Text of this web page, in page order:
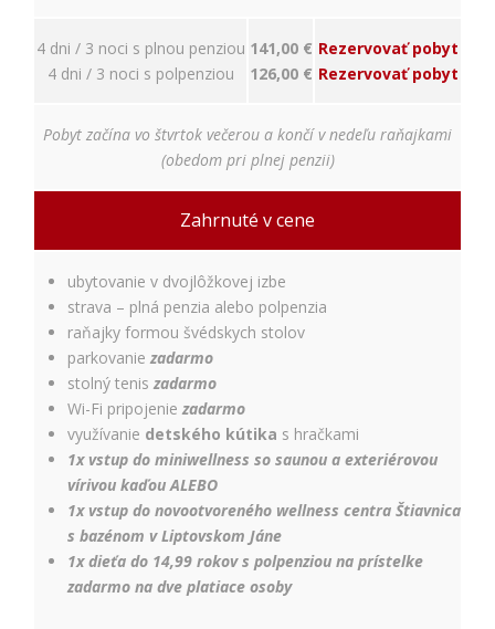
4 dni / 3 noci s plnou penziou
4 dni / 3 noci s polpenziou
141,00 €
126,00 €
Rezervovať pobyt
Rezervovať pobyt
Pobyt začína vo štvrtok večerou a končí v nedeľu raňajkami
(obedom pri plnej penzii)
Zahrnuté v cene
ubytovanie v dvojlôžkovej izbe
strava – plná penzia alebo polpenzia
raňajky formou švédskych stolov
parkovaniezadarmo
stolný teniszadarmo
Wi-Fi pripojeniezadarmo
využívanie detského kútika s hračkami
1x vstup do miniwellness so saunou a exteriérovou
vírivou kaďou ALEBO
1x vstup do novootvoreného wellness centra Štiavnica
s bazénom v Liptovskom Jáne
1x dieťa do 14,99 rokov s polpenziou na prístelke
zadarmo na dve platiace osoby
používajú
našu stránku,
aby sme ju
Tieto
Účel: analýza
vylepšenie
obsahu;
Právny
základ:
návštevníka
Používateľská
spokojnosť
Aby naša
stránka počas
vašej návštevy
fungovala čo
najlepšie. Ak